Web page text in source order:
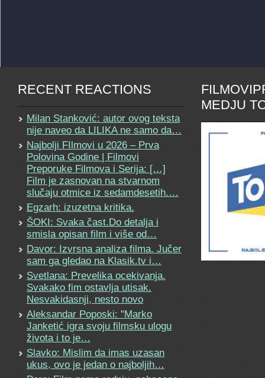
RECENT REACTIONS
Milan Stanković: autor ovog teksta
nije naveo da LILIKA ne samo da…
Najbolji FIlmovi u 2026 – Prva
Polovina Godine | Filmovi
Preporuke Filmova i Serija: […]
Film je zasnovan na stvarnom
slučaju otmice iz sedamdesetih.…
Egzarh: izuzetna kritika.
ŠOKI: Svaka čast.Do detalja i
smisla opisan film i više od…
Davor: Izvrsna analiza filma. Jučer
sam ga gledao na Klasik.tv i…
Svetlana: Prevelika ocekivanja.
Svakako fim ostavlja utisak.
Nesvakidasnji, nesto novo
Aleksandar Poposki: "Marko
Janketić igra svoju filmsku ulogu
života i to je…
Slavko: Mislim da imas uzasan
ukus, ovo je jedan o najboljih…
MEDJU